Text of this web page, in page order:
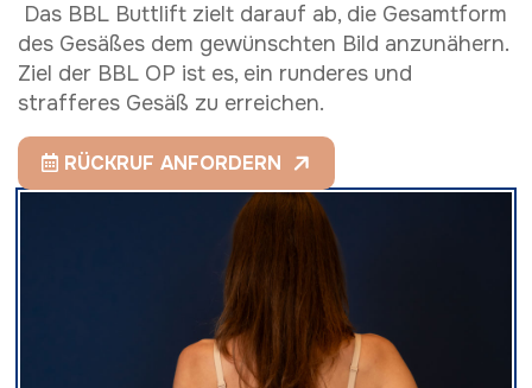
Das BBL Buttlift zielt darauf ab, die Gesamtform
des Gesäßes dem gewünschten Bild anzunähern.
Ziel der BBL OP ist es, ein runderes und
strafferes Gesäß zu erreichen.
RÜCKRUF ANFORDERN